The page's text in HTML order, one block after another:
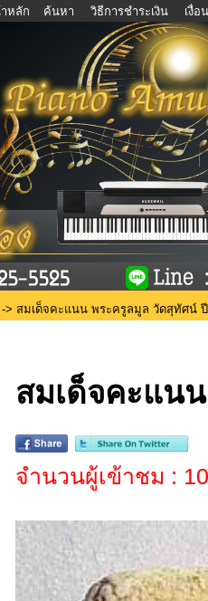
หลัก ค้นหา วิธีการชำระเงิน เงื่
-> สมเด็จคะแนน พระครูลมูล วัดสุทัศน์ ปี
สมเด็จคะแน
จำนวนผู้เข้าชม :